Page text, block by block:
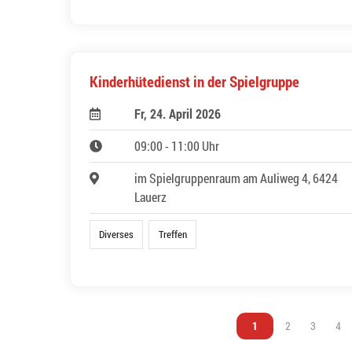
Kinderhütedienst in der Spielgruppe
Fr, 24. April 2026
09:00 - 11:00 Uhr
im Spielgruppenraum am Auliweg 4, 6424
Lauerz
Diverses Treffen
Vous êtes sur la page
1 Vous êtes sur la
2 Vous êtes
3 4